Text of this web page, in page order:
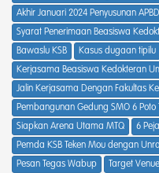
Akhir Januari 2024 Penyusunan
Syarat Penerimaan Beasiswa
Bawaslu KSB
Kasus dugaan tipilu
Kerjasama Beasiswa Kedokteran
Jalin Kerjasama Dengan Fakultas
Pembangunan Gedung SMO 6 Poto
Siapkan Arena Utama MTQ
6
Pemda KSB Teken Mou dengan
Pesan Tegas Wabup
Target